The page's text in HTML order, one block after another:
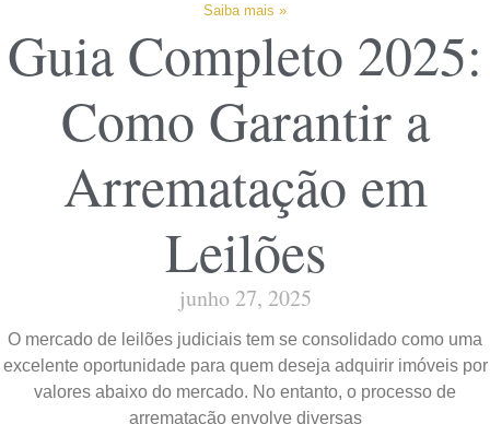
Saiba mais »
Guia Completo 2025:
Como Garantir a
Arrematação em
Leilões
junho 27, 2025
O mercado de leilões judiciais tem se consolidado como uma
excelente oportunidade para quem deseja adquirir imóveis por
valores abaixo do mercado. No entanto, o processo de
arrematação envolve diversas